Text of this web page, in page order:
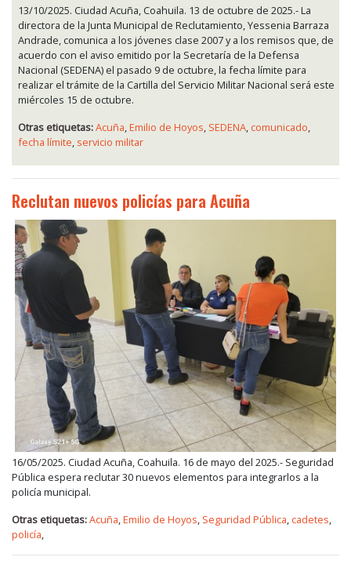
13/10/2025. Ciudad Acuña, Coahuila. 13 de octubre de 2025.- La
directora de la Junta Municipal de Reclutamiento, Yessenia Barraza
Andrade, comunica a los jóvenes clase 2007 y a los remisos que, de
acuerdo con el aviso emitido por la Secretaría de la Defensa
Nacional (SEDENA) el pasado 9 de octubre, la fecha límite para
realizar el trámite de la Cartilla del Servicio Militar Nacional será este
miércoles 15 de octubre.
Otras etiquetas:Acuña,Emilio de Hoyos, SEDENA, comunicado,
fecha límite, servicio militar
Reclutan nuevos policías para Acuña
16/05/2025. Ciudad Acuña, Coahuila. 16 de mayo del 2025.- Seguridad
Pública espera reclutar 30 nuevos elementos para integrarlos a la
policía municipal.
Otras etiquetas:Acuña,Emilio de Hoyos, Seguridad Pública, cadetes,
policía,